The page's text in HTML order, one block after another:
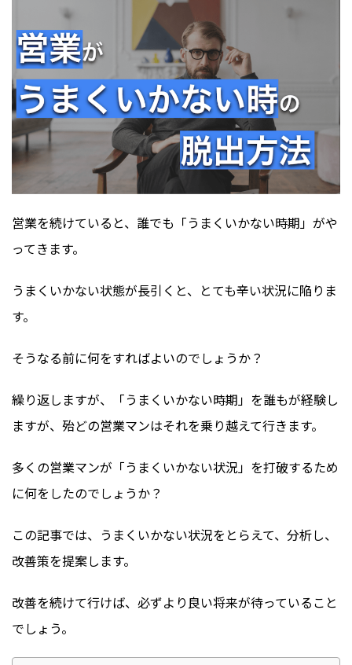
営業を続けていると、誰でも「うまくいかない時期」がや
ってきます。
うまくいかない状態が長引くと、とても辛い状況に陥りま
す。
そうなる前に何をすればよいのでしょうか？
繰り返しますが、「うまくいかない時期」を誰もが経験し
ますが、殆どの営業マンはそれを乗り越えて行きます。
多くの営業マンが「うまくいかない状況」を打破するため
に何をしたのでしょうか？
この記事では、うまくいかない状況をとらえて、分析し、
改善策を提案します。
改善を続けて行けば、必ずより良い将来が待っていること
でしょう。